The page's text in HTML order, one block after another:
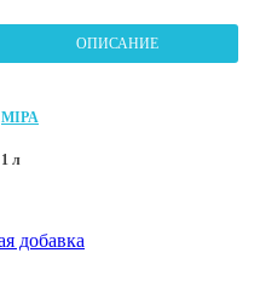
ОПИСАНИЕ
MIPA
1 л
добавка